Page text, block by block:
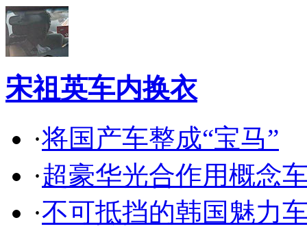
宋祖英车内换衣
·将国产车整成“宝马”
·超豪华光合作用概念
·不可抵挡的韩国魅力